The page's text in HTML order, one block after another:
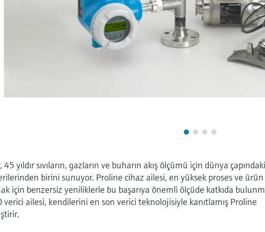
yıldır sıvıların, gazların ve buharın akış ölçümü için dünya
birini sunuyor. Proline cihaz ailesi, en yüksek proses ve ürün
için benzersiz yeniliklerle bu başarıya önemli ölçüde katkıda
ailesi, kendilerini en son verici teknolojisiyle kanıtlamış Proline